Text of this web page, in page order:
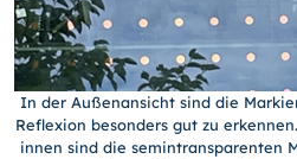
In der Außenansicht sind die
Reflexion besonders gut zu
innen sind die semintransparenten